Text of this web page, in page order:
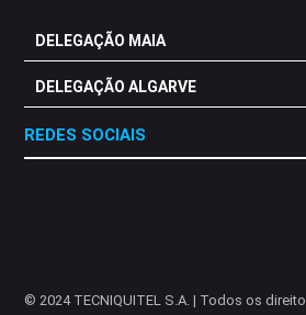
DELEGAÇÃO MAIA
DELEGAÇÃO ALGARVE
REDES SOCIAIS
© 2024 TECNIQUITEL S.A. | Todos os